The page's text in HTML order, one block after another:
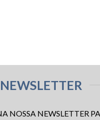
NEWSLETTER
NOSSA NEWSLETTER